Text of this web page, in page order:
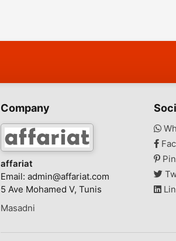
Company
affariat
Email: admin@affariat.com
5 Ave Mohamed V, Tunis
Masadni